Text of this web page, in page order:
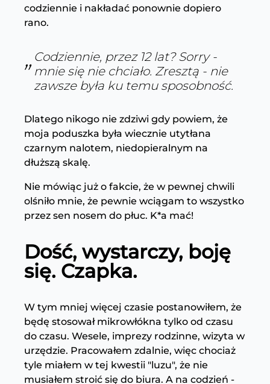
codziennie i nakładać ponownie dopiero
rano.
Codziennie, przez 12 lat? Sorry -
mnie się nie chciało. Zresztą - nie
zawsze była ku temu sposobność.
Dlatego nikogo nie zdziwi gdy powiem, że
moja poduszka była wiecznie utytłana
czarnym nalotem, niedopieralnym na
dłuższą skalę.
Nie mówiąc już o fakcie, że w pewnej chwili
olśniło mnie, że pewnie wciągam to wszystko
przez sen nosem do płuc. K*a mać!
Dość, wystarczy, boję
się. Czapka.
W tym mniej więcej czasie postanowiłem, że
będę stosował mikrowłókna tylko od czasu
do czasu. Wesele, imprezy rodzinne, wizyta w
urzędzie. Pracowałem zdalnie, więc chociaż
tyle miałem w tej kwestii "luzu", że nie
musiałem stroić się do biura. A na codzień -